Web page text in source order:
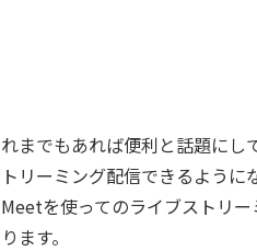
までもあれば便利と話題に
リーミング配信できるよう
を使ってのライブストリ
ます。